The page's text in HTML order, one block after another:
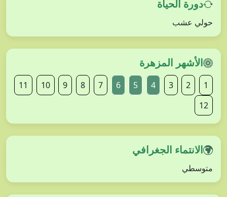
دورة الحياة
حولي عشب
الأشهر المزهرة
1
2
3
4
5
6
7
8
9
10
11
12
الانتماء الجغرافي
متوسطي